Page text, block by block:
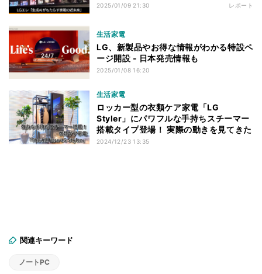
2025/01/09 21:30 レポート
生活家電
LG、新製品やお得な情報がわかる特設ペ
ージ開設 - 日本発売情報も
2025/01/08 16:20
生活家電
ロッカー型の衣類ケア家電「LG
Styler」にパワフルな手持ちスチーマー
搭載タイプ登場！ 実際の動きを見てきた
2024/12/23 13:35
関連キーワード
ノートPC